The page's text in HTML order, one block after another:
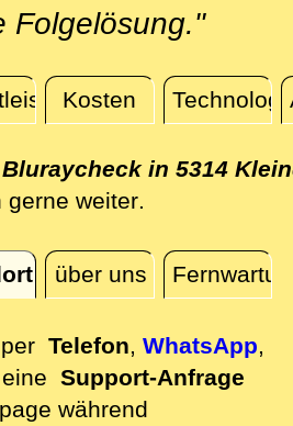
Folgelösung."
Kosten
Bluraycheck in 5314
gerne weiterdirekt vor Ort
.
über uns
Telefon, WhatsApp,
Support-Anfrage
während